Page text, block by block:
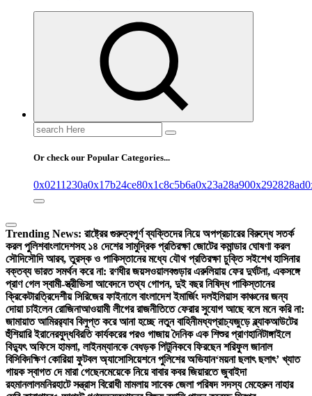
Search
for:
Or check our Popular Categories...
0x0211230a0x17b24ce80x1c8c5b6a0x23a28a900x292828ad
Trending News: রাষ্ট্রের গুরুত্বপূর্ণ ব্যক্তিদের নিয়ে অপপ্রচারের বিরুদ্ধে সতর্ক
করল পুলিশবাংলাদেশসহ ১৪ দেশের সামুদ্রিক প্রতিরক্ষা জোটের কমান্ডার ঘোষণা করল
সৌদিসৌদি আরব, তুরস্ক ও পাকিস্তানের মধ্যে যৌথ প্রতিরক্ষা চুক্তি সইশেখ হাসিনার
বক্তব্য ভারত সমর্থন করে না: রণধীর জয়সওয়ালবগুড়ার এরুলিয়ায় ফের দুর্ঘটনা, একসঙ্গে
প্রাণ গেল স্বামী-স্ত্রীভিসা আবেদনে তথ্য গোপন, দুই বছর নিষিদ্ধ পাকিস্তানের
ক্রিকেটারত্রিদেশীয় সিরিজের ফাইনালে বাংলাদেশ ইমার্জিং দলইলিয়াস কাঞ্চনের জন্য
দোয়া চাইলেন রোজিনাআওয়ামী লীগের রাজনীতিতে ফেরার সুযোগ আছে বলে মনে করি না:
জামায়াত আমিরর‍্যাব বিলুপ্ত করে আনা হচ্ছে নতুন বাহিনীমধ্যপ্রাচ্যজুড়ে ব্ল্যাকআউটের
হুঁশিয়ারি ইরানেরযুদ্ধবিরতি কার্যকরের পরও গাজায় দৈনিক এক শিশুর প্রাণহানিটাঙ্গাইলে
বিদ্যুৎ অফিসে হামলা, লাইনম্যানকে বেধড়ক পিটুনিকবে ফিরছেন শরিফুল জানাল
বিসিবিদক্ষিণ কোরিয়া ফুটবল অ্যাসোসিয়েশনে পুলিশের অভিযান‘ময়না ছলাৎ ছলাৎ’ খ্যাত
গায়ক স্বাগত দে মারা গেছেনমেয়েকে নিয়ে বাবার কবর জিয়ারতে জুবাইদা
রহমানলালমনিরহাটে সন্ত্রাস বিরোধী মামলায় সাবেক জেলা পরিষদ সদস্য মেহেরুন নাহার